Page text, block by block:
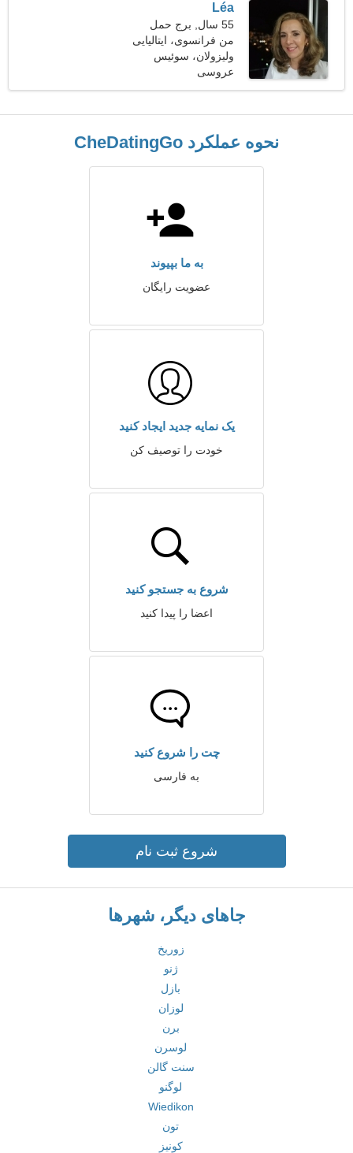
Léa
55 سال, برج حمل
من فرانسوی، ایتالیایی
صحبت می کنم
ولیزولان، سوئیس
عروسی
نحوه عملکرد CheDatingGo
به ما بپیوند
عضویت رایگان
یک نمایه جدید ایجاد کنید
خودت را توصیف کن
شروع به جستجو کنید
اعضا را پیدا کنید
چت را شروع کنید
به فارسی
شروع ثبت نام
جاهای دیگر، شهرها
زوریخ
ژنو
بازل
لوزان
برن
لوسرن
سنت گالن
لوگنو
Wiedikon
تون
کونیز